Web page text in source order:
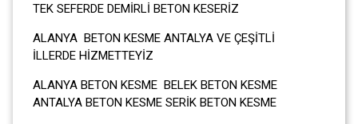
TEK SEFERDE DEMİRLİ BETON KESERİZ
ALANYA BETON KESME ANTALYA VE ÇEŞİTLİ
İLLERDE HİZMETTEYİZ
ALANYA BETON KESME BELEK BETON KESME
ANTALYA BETON KESME SERİK BETON KESME